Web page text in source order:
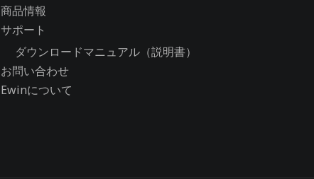
商品情報
サポート
ダウンロードマニュアル（説明書）
お問い合わせ
Ewinについて